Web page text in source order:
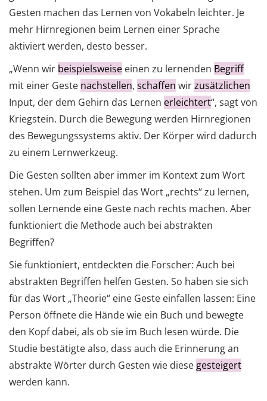
Gesten machen das Lernen von Vokabeln leichter. Je
mehr Hirnregionen beim Lernen einer Sprache
aktiviert werden, desto besser.
„Wenn wir beispielsweise einen zu lernenden Begriff
mit einer Geste nachstellen, schaffen wirzusätzlichen
Input, der dem Gehirn das Lernen erleichtert“, sagt von
Kriegstein. Durch die Bewegung werden Hirnregionen
des Bewegungssystems aktiv. Der Körper wird dadurch
zu einem Lernwerkzeug.
Die Gesten sollten aber immer im Kontext zum Wort
stehen. Um zum Beispiel das Wort „rechts“ zu lernen,
sollen Lernende eine Geste nach rechts machen. Aber
funktioniert die Methode auch bei abstrakten
Begriffen?
Sie funktioniert, entdeckten die Forscher: Auch bei
abstrakten Begriffen helfen Gesten. So haben sie sich
für das Wort „Theorie“ eine Geste einfallen lassen: Eine
Person öffnete die Hände wie ein Buch und bewegte
den Kopf dabei, als ob sie im Buch lesen würde. Die
Studie bestätigte also, dass auch die Erinnerung an
abstrakte Wörter durch Gesten wie diese gesteigert
werden kann.